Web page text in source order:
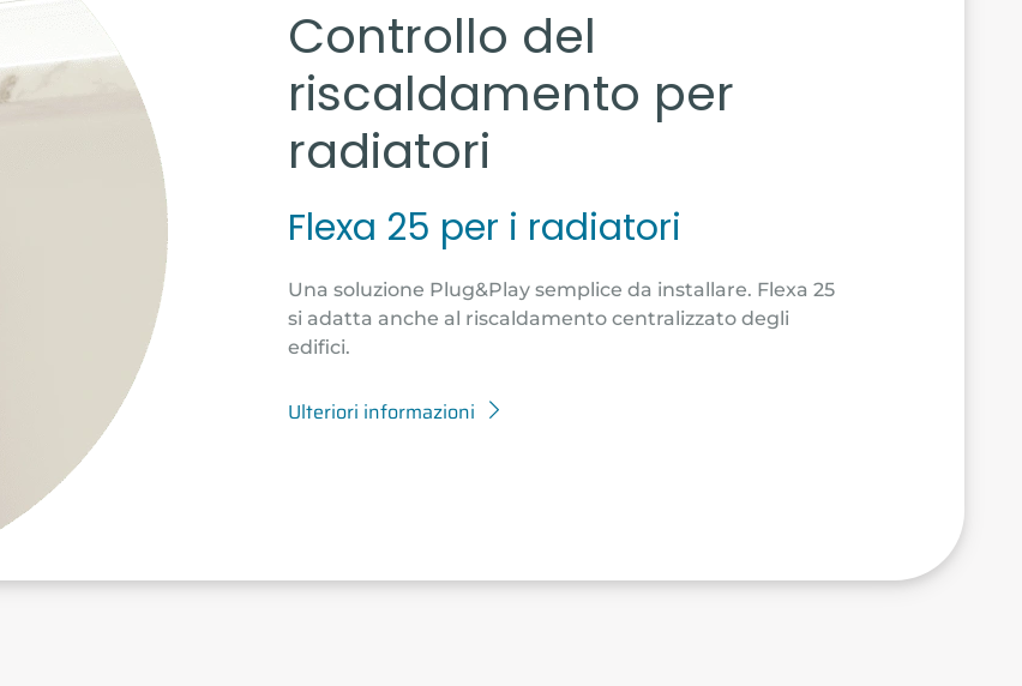
Controllo del
riscaldamento per
radiatori
Flexa 25 per i radiatori
Una soluzione Plug&Play semplice da installare. Flexa 25
si adatta anche al riscaldamento centralizzato degli
edifici.
Ulteriori informazioni